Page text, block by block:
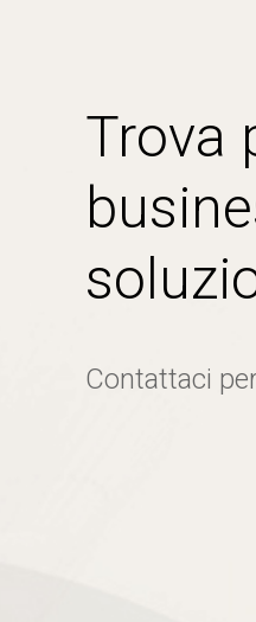
Trova
Contattaci